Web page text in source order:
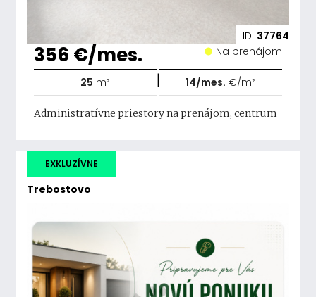
ID: 37764
356 €/mes. Na prenájom
25 m² | 14/mes. €/m²
Administratívne priestory na prenájom, centrum
Trebostovo
EXKLUZÍVNE